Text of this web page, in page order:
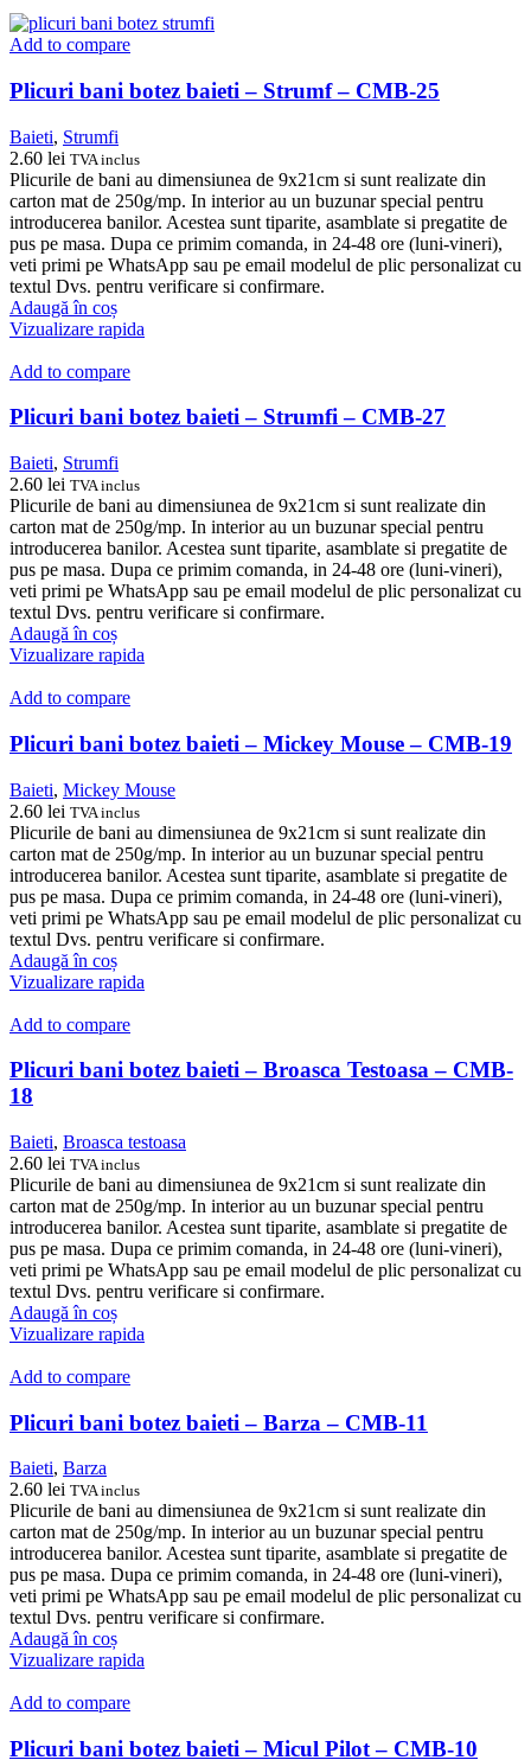
Add to compare
Plicuri bani botez baieti – Strumf – CMB-25
Baieti, Strumfi
2.60 lei TVA inclus
Plicurile de bani au dimensiunea de 9x21cm si sunt realizate din
carton mat de 250g/mp. In interior au un buzunar special pentru
introducerea banilor. Acestea sunt tiparite, asamblate si pregatite de
pus pe masa. Dupa ce primim comanda, in 24-48 ore (luni-vineri),
veti primi pe WhatsApp sau pe email modelul de plic personalizat cu
textul Dvs. pentru verificare si confirmare.
Adaugă în coș
Vizualizare rapida
Add to compare
Plicuri bani botez baieti – Strumfi – CMB-27
Baieti, Strumfi
2.60 lei TVA inclus
Plicurile de bani au dimensiunea de 9x21cm si sunt realizate din
carton mat de 250g/mp. In interior au un buzunar special pentru
introducerea banilor. Acestea sunt tiparite, asamblate si pregatite de
pus pe masa. Dupa ce primim comanda, in 24-48 ore (luni-vineri),
veti primi pe WhatsApp sau pe email modelul de plic personalizat cu
textul Dvs. pentru verificare si confirmare.
Adaugă în coș
Vizualizare rapida
Add to compare
Plicuri bani botez baieti – Mickey Mouse – CMB-19
Baieti, Mickey Mouse
2.60 lei TVA inclus
Plicurile de bani au dimensiunea de 9x21cm si sunt realizate din
carton mat de 250g/mp. In interior au un buzunar special pentru
introducerea banilor. Acestea sunt tiparite, asamblate si pregatite de
pus pe masa. Dupa ce primim comanda, in 24-48 ore (luni-vineri),
veti primi pe WhatsApp sau pe email modelul de plic personalizat cu
textul Dvs. pentru verificare si confirmare.
Adaugă în coș
Vizualizare rapida
Add to compare
Plicuri bani botez baieti – Broasca Testoasa – CMB-
18
Baieti, Broasca testoasa
2.60 lei TVA inclus
Plicurile de bani au dimensiunea de 9x21cm si sunt realizate din
carton mat de 250g/mp. In interior au un buzunar special pentru
introducerea banilor. Acestea sunt tiparite, asamblate si pregatite de
pus pe masa. Dupa ce primim comanda, in 24-48 ore (luni-vineri),
veti primi pe WhatsApp sau pe email modelul de plic personalizat cu
textul Dvs. pentru verificare si confirmare.
Adaugă în coș
Vizualizare rapida
Add to compare
Plicuri bani botez baieti – Barza – CMB-11
Baieti, Barza
2.60 lei TVA inclus
Plicurile de bani au dimensiunea de 9x21cm si sunt realizate din
carton mat de 250g/mp. In interior au un buzunar special pentru
introducerea banilor. Acestea sunt tiparite, asamblate si pregatite de
pus pe masa. Dupa ce primim comanda, in 24-48 ore (luni-vineri),
veti primi pe WhatsApp sau pe email modelul de plic personalizat cu
textul Dvs. pentru verificare si confirmare.
Adaugă în coș
Vizualizare rapida
Add to compare
Plicuri bani botez baieti – Micul Pilot – CMB-10